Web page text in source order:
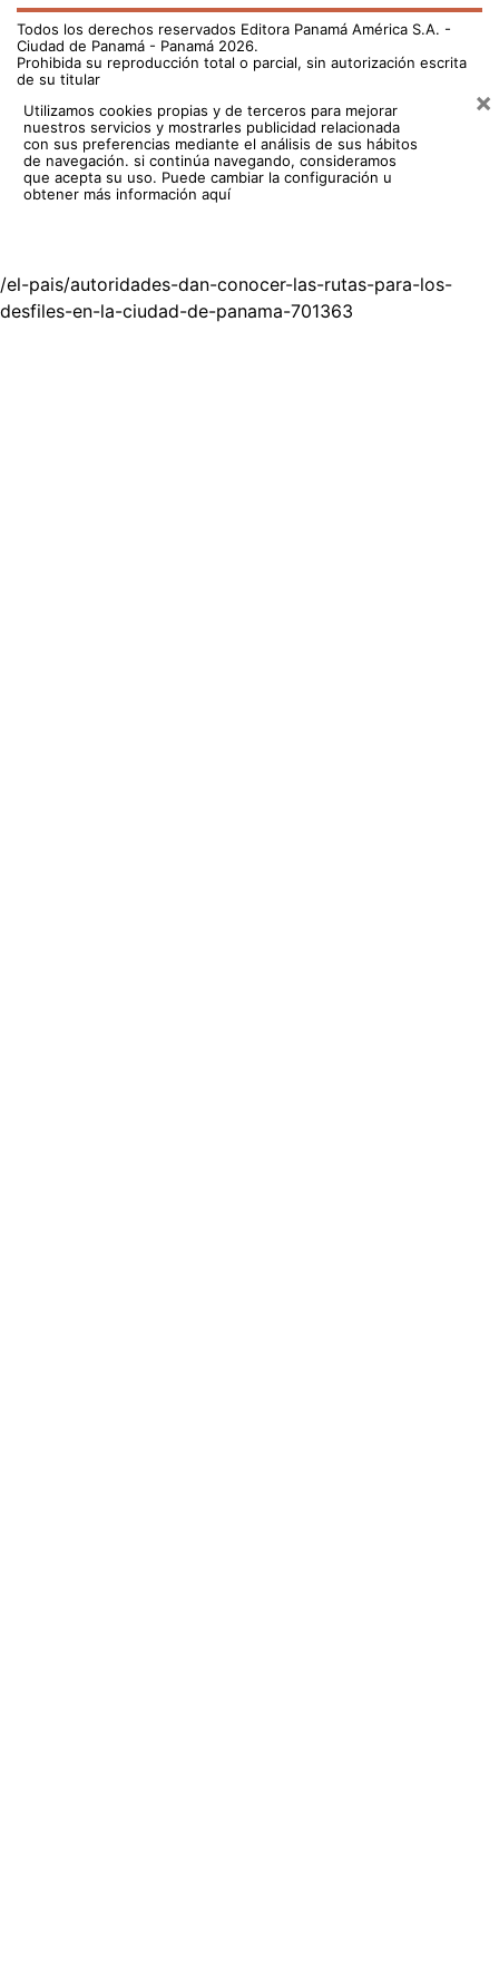
Todos los derechos reservados Editora Panamá América S.A. -
Ciudad de Panamá - Panamá 2026.
Prohibida su reproducción total o parcial, sin autorización escrita
de su titular
Utilizamos cookies propias y de terceros para mejorar
nuestros servicios y mostrarles publicidad relacionada
con sus preferencias mediante el análisis de sus hábitos
de navegación. si continúa navegando, consideramos
que acepta su uso. Puede cambiar la configuración u
obtener más información aquí
×
/el-pais/autoridades-dan-conocer-las-rutas-para-los-
desfiles-en-la-ciudad-de-panama-701363